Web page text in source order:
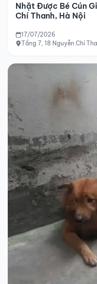
Nhặt Được Bé Cún
Chí Thanh, Hà Nội
17/07/2026
Tầng 7, 18 Nguyễn Chí